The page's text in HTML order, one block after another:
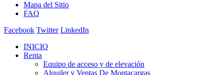
Mapa del Sitio
FAQ
Facebook Twitter LinkedIn
INICIO
Renta
Equipo de acceso y de elevación
Alquiler y Ventas De Montacargas